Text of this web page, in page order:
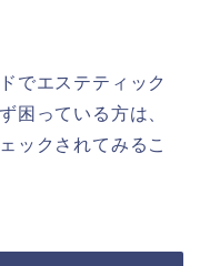
でエステティック
困っている方は、
ックされてみるこ